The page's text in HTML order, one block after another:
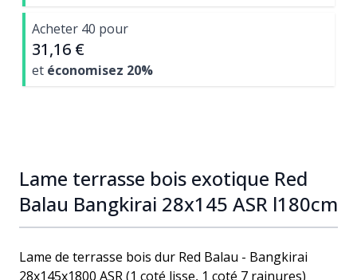
Acheter 40 pour
31,16 €
et économisez 20%
Lame terrasse bois exotique Red
Balau Bangkirai 28x145 ASR l180cm
Lame de terrasse bois dur Red Balau - Bangkirai
28x145x1800 ASR (1 coté lisse, 1 coté 7 rainures)